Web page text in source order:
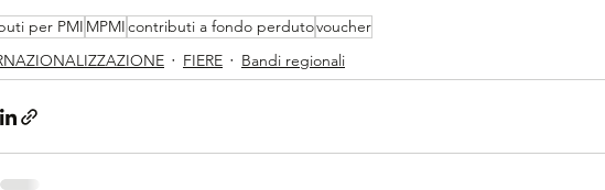
per PMI MPMIcontributi a fondo perdutovoucher
FIERE Bandi regionali